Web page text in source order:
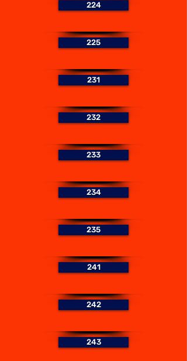
224
225
231
232
233
234
235
241
242
243